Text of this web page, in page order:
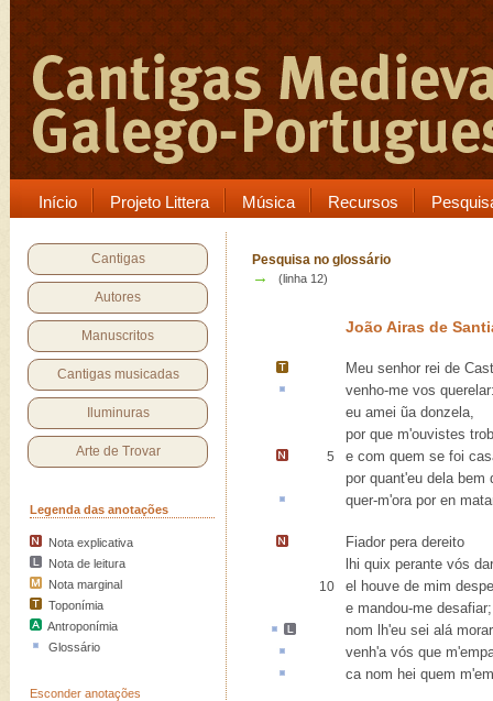
Início Projeto Littera Música Recursos
Cantigas
Autores
Manuscritos
Cantigas musicadas
Iluminuras
Arte de Trovar
Legenda das anotações
Nota explicativa
Nota de leitura
Nota marginal
Toponímia
Antroponímia
Glossário
Esconder anotações
Pesquisa no glossário
→ (linha 12)
João Airas de
Meu senhor rei de
venho-me vos querelar
eu amei ũa donzela,
por que m'ouvistes
5
e com quem se foi
por quant'eu dela bem
quer-m'ora por en
Fiador pera dereito
lhi quix perante vós
10
el houve de mim
e mandou-me desafiar;
nom lh'eu sei alá
venh'a vós que m'
canom hei quem